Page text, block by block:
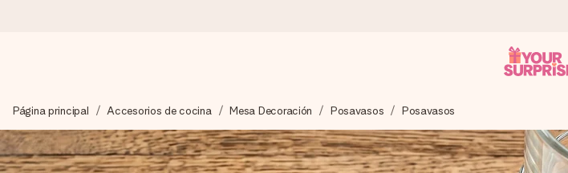
Preparamos tu regalo con cuidado y lo enviamos al vuelo, para que lo entregues en el momento
Página principal Accesorios de cocina Mesa Decoración Posavasos Posavasos